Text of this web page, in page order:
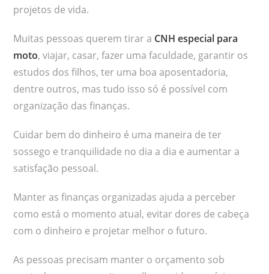
projetos de vida.
Muitas pessoas querem tirar a CNH especial para
moto, viajar, casar, fazer uma faculdade, garantir os
estudos dos filhos, ter uma boa aposentadoria,
dentre outros, mas tudo isso só é possível com
organização das finanças.
Cuidar bem do dinheiro é uma maneira de ter
sossego e tranquilidade no dia a dia e aumentar a
satisfação pessoal.
Manter as finanças organizadas ajuda a perceber
como está o momento atual, evitar dores de cabeça
com o dinheiro e projetar melhor o futuro.
As pessoas precisam manter o orçamento sob